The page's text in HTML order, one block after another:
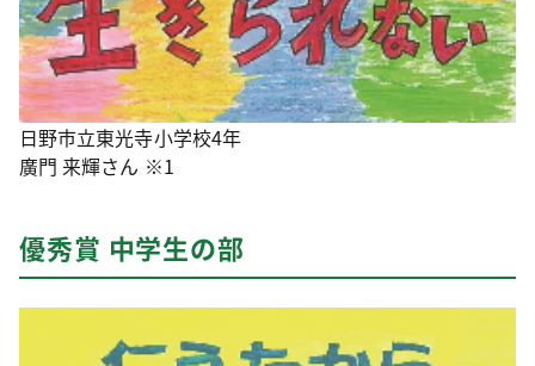
日野市立東光寺小学校4年
廣門 来輝さん ※1
優秀賞 中学生の部